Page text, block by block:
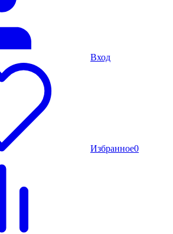
Вход
Избранное0